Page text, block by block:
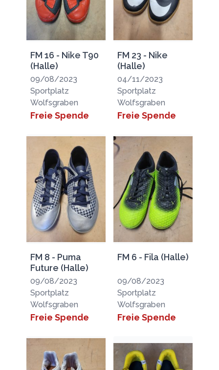
FM 16 - Nike T90
(Halle)
09/08/2023
Sportplatz
Wolfsgraben
Freie Spende
FM 23 - Nike
(Halle)
04/11/2023
Sportplatz
Wolfsgraben
Freie Spende
FM 8 - Puma
Future (Halle)
09/08/2023
Sportplatz
Wolfsgraben
Freie Spende
FM 6 - Fila (Halle)
09/08/2023
Sportplatz
Wolfsgraben
Freie Spende